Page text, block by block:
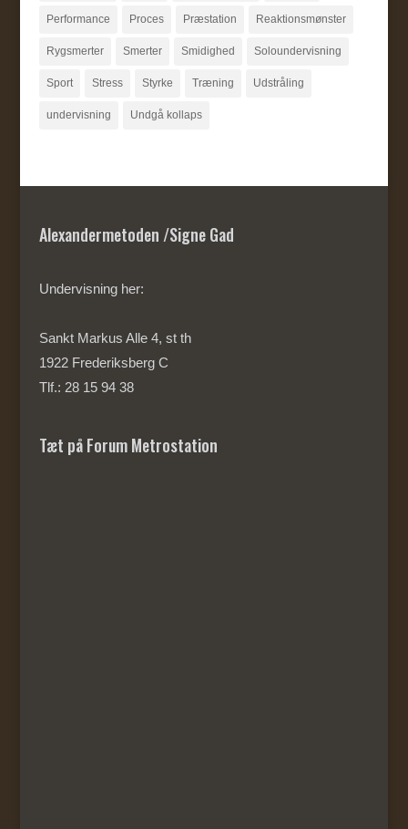
Performance Proces Præstation Reaktionsmønster
Rygsmerter Smerter Smidighed Soloundervisning
Sport Stress Styrke Træning Udstråling
undervisning Undgå kollaps
Alexandermetoden /Signe Gad
Undervisning her:
Sankt Markus Alle 4, st th
1922 Frederiksberg C
Tlf.: 28 15 94 38
Tæt på Forum Metrostation